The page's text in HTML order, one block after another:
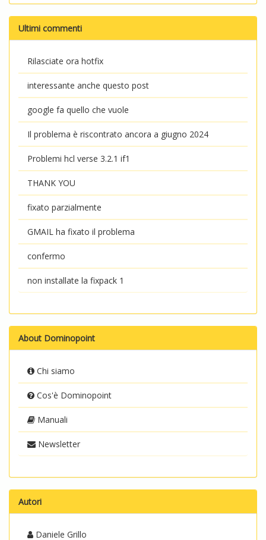
Ultimi commenti
Rilasciate ora hotfix
interessante anche questo post
google fa quello che vuole
Il problema è riscontrato ancora a giugno 2024
Problemi hcl verse 3.2.1 if1
THANK YOU
fixato parzialmente
GMAIL ha fixato il problema
confermo
non installate la fixpack 1
About Dominopoint
Chi siamo
Cos'è Dominopoint
Manuali
Newsletter
Autori
Daniele Grillo